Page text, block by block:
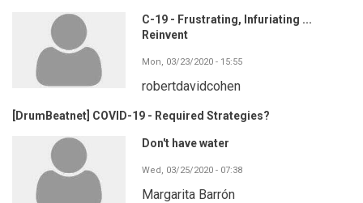
C-19 - Frustrating, Infuriating ...
Reinvent
Mon, 03/23/2020 - 15:55
robertdavidcohen
[DrumBeatnet] COVID-19 - Required Strategies?
Don't have water
Wed, 03/25/2020 - 07:38
Margarita Barrón